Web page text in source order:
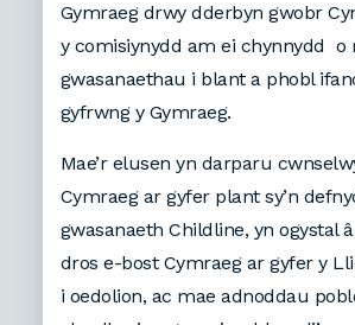
Gymraeg drwy dderbyn gwobr
y comisiynydd am ei chynnydd o
gwasanaethau i blant a phobl
gyfrwng y Gymraeg.
Mae’r elusen yn darparu
Cymraeg ar gyfer plant sy’n
gwasanaeth Childline, yn ogystal
dros e-bost Cymraeg ar gyfer y
i oedolion, ac mae adnoddau